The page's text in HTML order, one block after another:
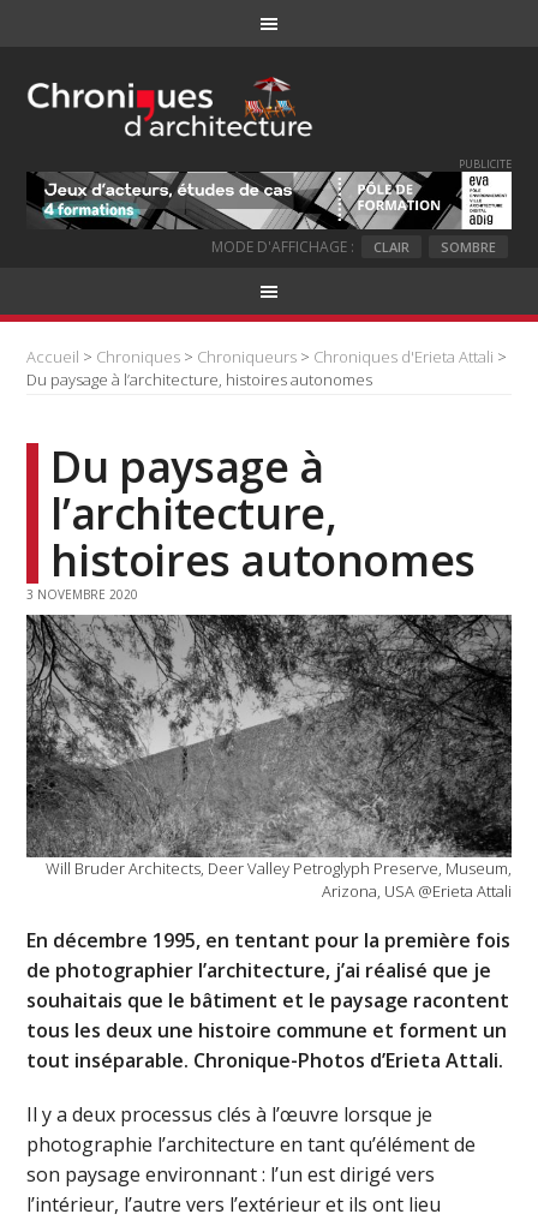
PUBLICITE
MODE D'AFFICHAGE : CLAIR SOMBRE
Accueil > Chroniques > Chroniqueurs > Chroniques d'Erieta Attali >
Du paysage à l’architecture, histoires autonomes
Du paysage à
l’architecture,
histoires autonomes
3 NOVEMBRE 2020
Will Bruder Architects, Deer Valley Petroglyph Preserve, Museum,
Arizona, USA @Erieta Attali
En décembre 1995, en tentant pour la première fois
de photographier l’architecture, j’ai réalisé que je
souhaitais que le bâtiment et le paysage racontent
tous les deux une histoire commune et forment un
tout inséparable. Chronique-Photos d’Erieta Attali.
Il y a deux processus clés à l’œuvre lorsque je
photographie l’architecture en tant qu’élément de
son paysage environnant : l’un est dirigé vers
l’intérieur, l’autre vers l’extérieur et ils ont lieu